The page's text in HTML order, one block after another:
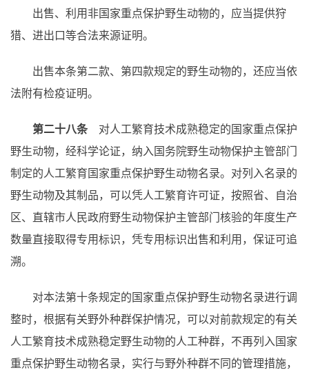
出售、利用非国家重点保护野生动物的，应当提供狩
猎、进出口等合法来源证明。
出售本条第二款、第四款规定的野生动物的，还应当依
法附有检疫证明。
第二十八条 对人工繁育技术成熟稳定的国家重点保护
野生动物，经科学论证，纳入国务院野生动物保护主管部门
制定的人工繁育国家重点保护野生动物名录。对列入名录的
野生动物及其制品，可以凭人工繁育许可证，按照省、自治
区、直辖市人民政府野生动物保护主管部门核验的年度生产
数量直接取得专用标识，凭专用标识出售和利用，保证可追
溯。
对本法第十条规定的国家重点保护野生动物名录进行调
整时，根据有关野外种群保护情况，可以对前款规定的有关
人工繁育技术成熟稳定野生动物的人工种群，不再列入国家
重点保护野生动物名录，实行与野外种群不同的管理措施，